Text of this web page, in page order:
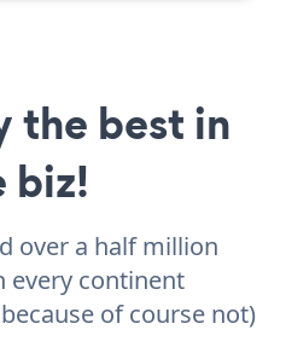
the best in
biz!
over a half million
every continent
of course not)